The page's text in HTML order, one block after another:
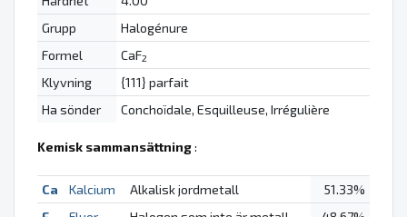
Grupp
Halogénure
Formel
CaF2
Klyvning
{111} parfait
Ha sönder
Conchoïdale, Esquilleuse, Irrégulière
Kemisk sammansättning:
Ca Kalcium Alkalisk jordmetall
51.33%